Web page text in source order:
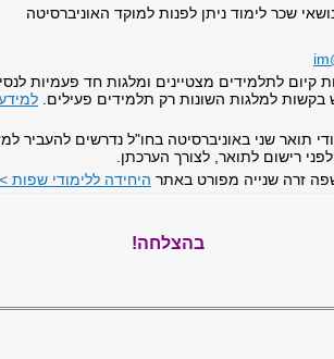
שכר לימוד ניתן לפנות למוקד האוניברסיטה
קיום לתלמידים מצטיינים ומלגות חד פעמיות
בקשות למלגות השונות רק תלמידים פעילים.
תואר שני באוניברסיטה בחו"ל נדרשים להעביר
רישום לתואר, לצורך הערכתן.
זרה שנייה מפורט באתר היחידה ללימודי שפות
בהצלחה!